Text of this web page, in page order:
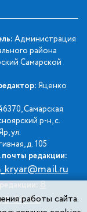
Администрация
района
Самарской
Яценко
Самарская
р-н, с.
ул.
д. 105
почты редакции:
8
2-34-42
работы сайта.